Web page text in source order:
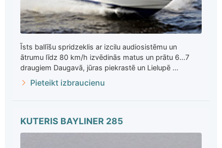
Īsts ballīšu spridzeklis ar izcilu audiosistēmu un
ātrumu līdz 80 km/h izvēdinās matus un prātu 6...7
draugiem Daugavā, jūras piekrastē un Lielupē ...
Pieteikt izbraucienu
KUTERIS BAYLINER 285